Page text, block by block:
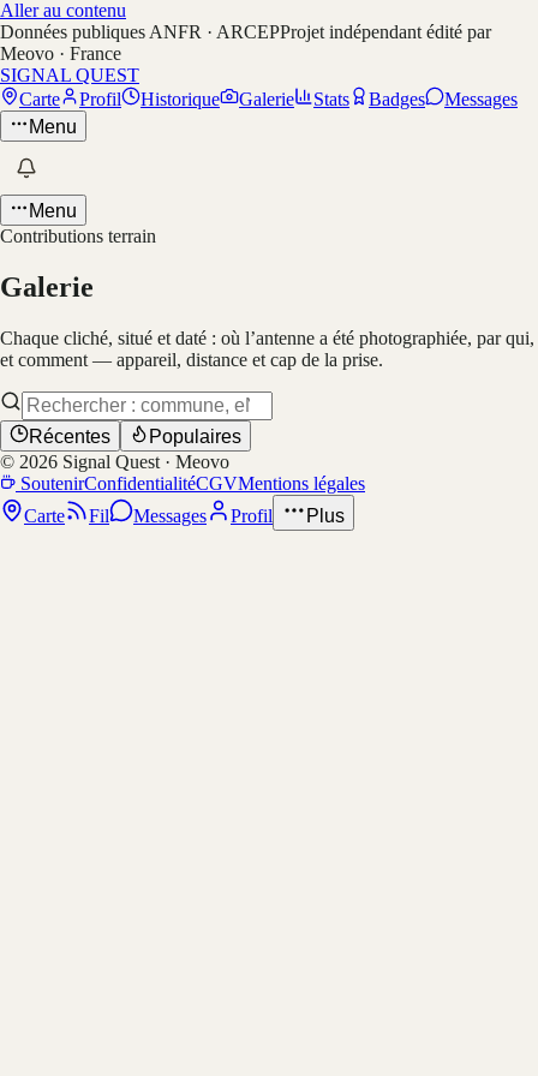
Aller au contenu
Données publiques ANFR · ARCEPProjet indépendant édité par
Meovo · France
SIGNAL QUEST
Carte
Profil Historique Galerie Stats Badges
Messages
Menu
Menu
Contributions terrain
Galerie
Chaque cliché, situé et daté : où l’antenne a été photographiée, par qui,
et comment — appareil, distance et cap de la prise.
Récentes
Populaires
© 2026 Signal Quest · Meovo
SoutenirConfidentialitéCGVMentions légales
Carte
Fil Messages Profil Plus